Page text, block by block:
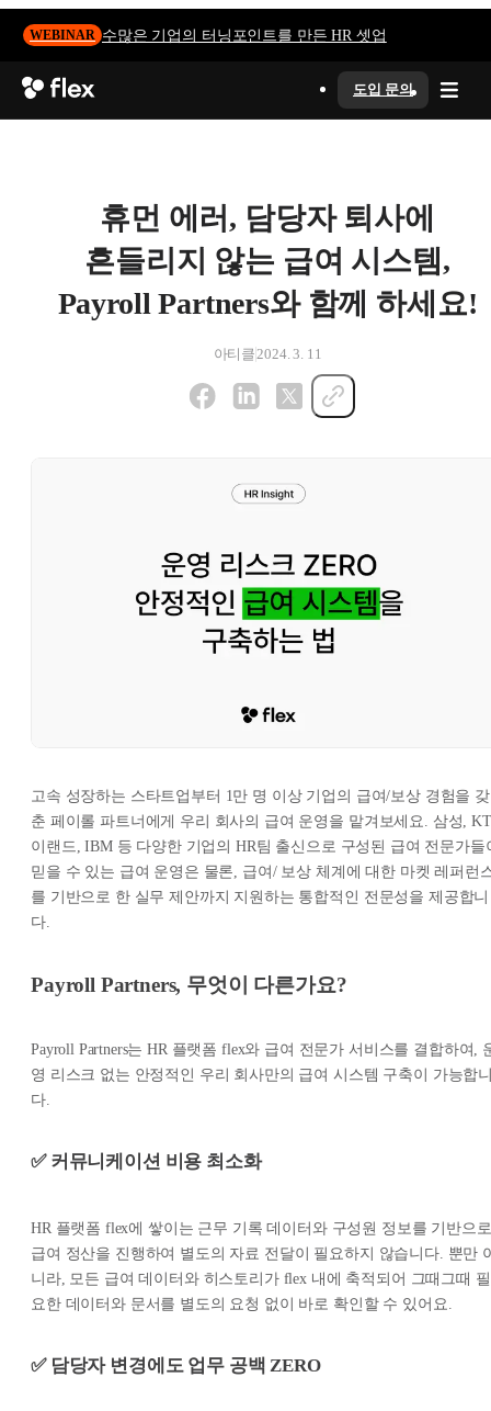
WEBINAR 수많은 기업의 터닝포인트를 만든 HR 셋업
도입 문의
휴먼 에러, 담당자 퇴사에
흔들리지 않는 급여 시스템,
Payroll Partners와 함께 하세요!
아티클 2024. 3. 11
고속 성장하는 스타트업부터 1만 명 이상 기업의 급여/보상 경험을 갖
춘 페이롤 파트너에게 우리 회사의 급여 운영을 맡겨보세요. 삼성,
이랜드, IBM 등 다양한 기업의 HR팀 출신으로 구성된 급여 전문가들
믿을 수 있는 급여 운영은 물론, 급여/ 보상 체계에 대한 마켓 레퍼런
를 기반으로 한 실무 제안까지 지원하는 통합적인 전문성을 제공합니
다.
Payroll Partners, 무엇이 다른가요?
Payroll Partners는 HR 플랫폼 flex와 급여 전문가 서비스를 결합하여,
영 리스크 없는 안정적인 우리 회사만의 급여 시스템 구축이 가능합
다.
✅ 커뮤니케이션 비용 최소화
HR 플랫폼 flex에 쌓이는 근무 기록 데이터와 구성원 정보를 기반으로
급여 정산을 진행하여 별도의 자료 전달이 필요하지 않습니다. 뿐만
니라, 모든 급여 데이터와 히스토리가 flex 내에 축적되어 그때그때 필
요한 데이터와 문서를 별도의 요청 없이 바로 확인할 수 있어요.
✅ 담당자 변경에도 업무 공백 ZERO